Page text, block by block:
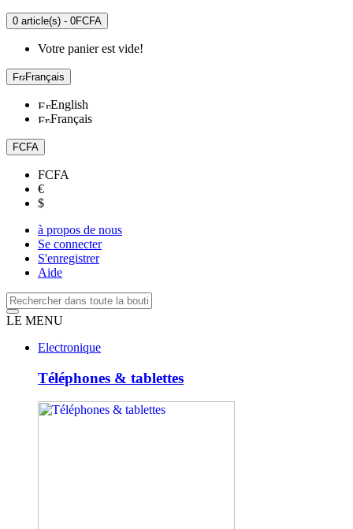
0 article(s) - 0FCFA
Votre panier est vide!
Français
English
Français
FCFA
FCFA
€
$
à propos de nous
Se connecter
S'enregistrer
Aide
LE MENU
Electronique
Téléphones & tablettes